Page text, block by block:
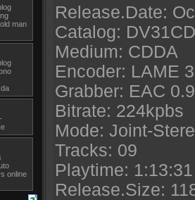
Release.Date:
Catalog:
Medium: CDDA
Encoder: LAME
Grabber: EAC
Bitrate: 224kpbs
Mode: Joint-
Tracks: 09
Playtime:
Release.Size: